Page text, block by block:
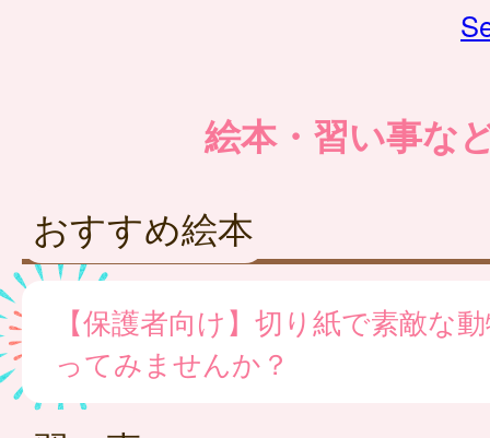
絵本・習い事な
おすすめ絵本
【保護者向け】切り紙で素敵な
ってみませんか？